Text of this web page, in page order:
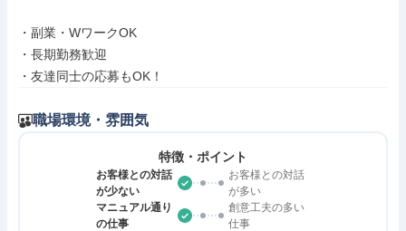
・副業・WワークOK
・長期勤務歓迎
・友達同士の応募もOK！
職場環境・雰囲気
特徴・ポイント
お客様との対話
が少ない
お客様との対話
が多い
マニュアル通り
の仕事
創意工夫の多い
仕事